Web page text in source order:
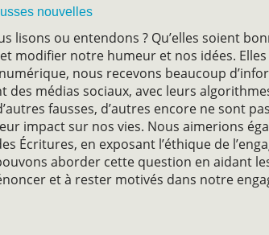
nouvelles
lisons ou entendons ? Qu’elles soient
modifier notre humeur et nos idées.
nous recevons beaucoup
des médias sociaux, avec leurs
fausses, d’autres encore ne sont
impact sur nos vies. Nous aimerions
Écritures, en exposant l’éthique de
aborder cette question en aidant
et à rester motivés dans notre